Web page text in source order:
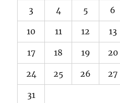
3 4 5 6
10 11 12 13
17 18 19 20
24 25 26 27
31